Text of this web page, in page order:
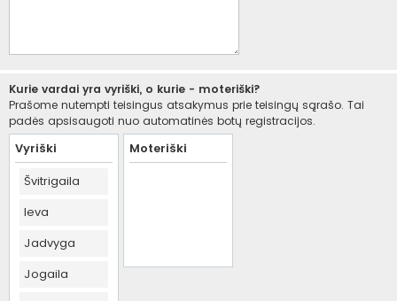
Kurie vardai yra vyriški, o kurie - moteriški?
Prašome nutempti teisingus atsakymus prie teisingų sąrašo. Tai
padės apsisaugoti nuo automatinės botų registracijos.
Vyriški
Švitrigaila
Ieva
Jadvyga
Jogaila
Moteriški